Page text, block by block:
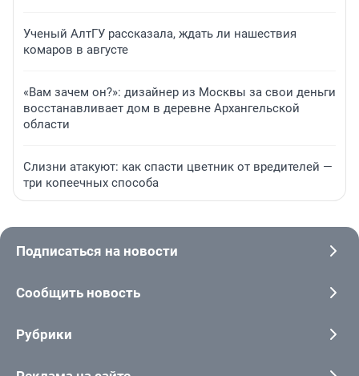
Ученый АлтГУ рассказала, ждать ли нашествия
комаров в августе
«Вам зачем он?»: дизайнер из Москвы за свои деньги
восстанавливает дом в деревне Архангельской
области
Слизни атакуют: как спасти цветник от вредителей —
три копеечных способа
Подписаться на новости
Сообщить новость
Рубрики